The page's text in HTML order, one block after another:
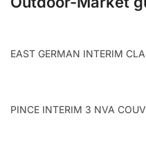
EAST GERMAN INTERIM
PINCE INTERIM 3 NVA